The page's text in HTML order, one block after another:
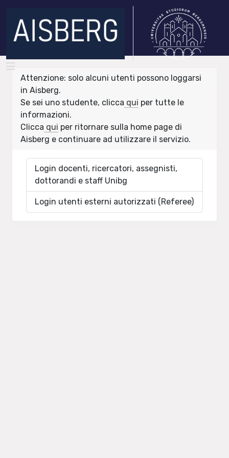
Attenzione: solo alcuni utenti possono loggarsi
in Aisberg.
Se sei uno studente, clicca qui per tutte le
informazioni.
Clicca qui per ritornare sulla home page di
Aisberg e continuare ad utilizzare il servizio.
Login docenti, ricercatori, assegnisti,
dottorandi e staff Unibg
Login utenti esterni autorizzati (Referee)